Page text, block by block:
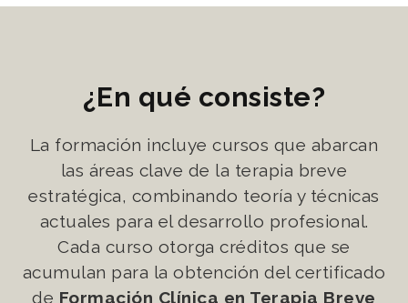
¿En qué consiste?
La formación incluye cursos que abarcan
las áreas clave de la terapia breve
estratégica, combinando teoría y técnicas
actuales para el desarrollo profesional.
Cada curso otorga créditos que se
acumulan para la obtención del certificado
de Formación Clínica en Terapia Breve